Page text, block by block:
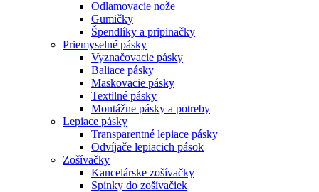
Odlamovacie nože
Gumičky
Špendlíky a pripinačky
Priemyselné pásky
Vyznačovacie pásky
Baliace pásky
Maskovacie pásky
Textilné pásky
Montážne pásky a potreby
Lepiace pásky
Transparentné lepiace pásky
Odvíjače lepiacich pások
Zošívačky
Kancelárske zošívačky
Spinky do zošívačiek